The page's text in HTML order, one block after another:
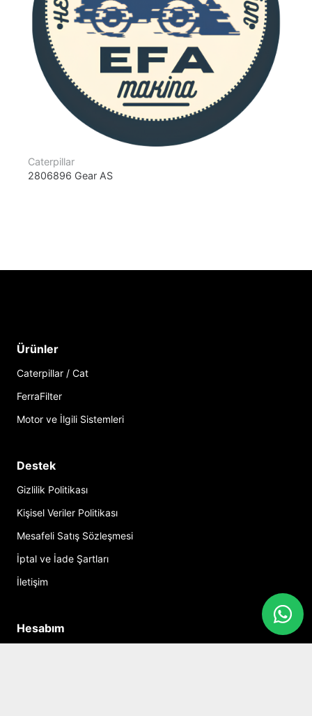
Caterpillar
2806896 Gear AS
Ürünler
Caterpillar / Cat
FerraFilter
Motor ve İlgili Sistemleri
Destek
Gizlilik Politikası
Kişisel Veriler Politikası
Mesafeli Satış Sözleşmesi
İptal ve İade Şartları
İletişim
Hesabım